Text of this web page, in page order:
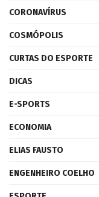
CORONAVÍRUS
COSMÓPOLIS
CURTAS DO ESPORTE
DICAS
E-SPORTS
ECONOMIA
ELIAS FAUSTO
ENGENHEIRO COELHO